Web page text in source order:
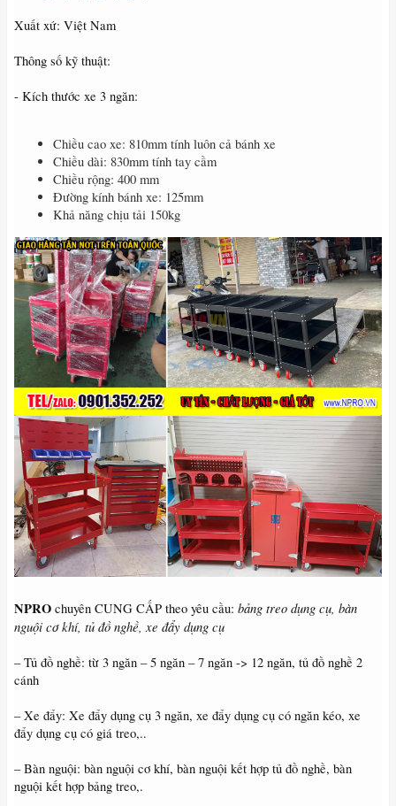
Xuất xứ: Việt Nam
Thông số kỹ thuật:
- Kích thước xe 3 ngăn:
Chiều cao xe: 810mm tính luôn cả bánh xe
Chiều dài: 830mm tính tay cầm
Chiều rộng: 400 mm
Đường kính bánh xe: 125mm
Khả năng chịu tải 150kg
NPRO chuyên CUNG CẤP theo yêu cầu: bảng treo dụng cụ, bàn
nguội cơ khí, tủ đồ nghề, xe đẩy dụng cụ
– Tủ đồ nghề: từ 3 ngăn – 5 ngăn – 7 ngăn -> 12 ngăn, tủ đồ nghề 2
cánh
– Xe đẩy: Xe đẩy dụng cụ 3 ngăn, xe đẩy dụng cụ có ngăn kéo, xe
đẩy dụng cụ có giá treo,..
– Bàn nguội: bàn nguội cơ khí, bàn nguội kết hợp tủ đồ nghề, bàn
nguội kết hợp bảng treo,.